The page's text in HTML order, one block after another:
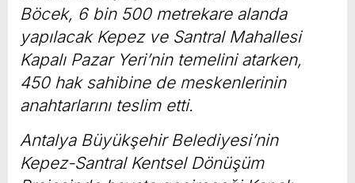
Böcek, 6 bin 500 metrekare alanda
yapılacak Kepez ve Santral Mahallesi
Kapalı Pazar Yeri’nin temelini atarken,
450 hak sahibine de meskenlerinin
anahtarlarını teslim etti.
Antalya Büyükşehir Belediyesi’nin
Kepez-Santral Kentsel Dönüşüm